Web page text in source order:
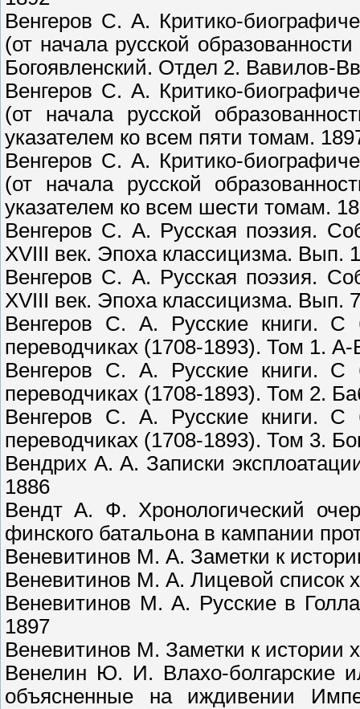
Венгеров С. А. Критико-
(от начала русской
Богоявленский. Отдел 2. Вавилов-
Венгеров С. А. Критико-
(от начала русской
указателем ко всем пяти томам.
Венгеров С. А. Критико-
(от начала русской
указателем ко всем шести томам.
Венгеров С. А. Русская поэзия.
XVIII век. Эпоха классицизма. Вып.
Венгеров С. А. Русская поэзия.
XVIII век. Эпоха классицизма. Вып.
Венгеров С. А. Русские книги. С
переводчиках (1708-1893). Том 1.
Венгеров С. А. Русские книги. С
переводчиках (1708-1893). Том 2.
Венгеров С. А. Русские книги. С
переводчиках (1708-1893). Том 3.
Вендрих А. А. Записки
1886
Вендт А. Ф. Хронологический
финского батальона в кампании
Веневитинов М. А. Заметки к
Веневитинов М. А. Лицевой список
Веневитинов М. А. Русские в
1897
Веневитинов М. Заметки к истории
Венелин Ю. И. Влахо-болгарские
объясненные на иждивении